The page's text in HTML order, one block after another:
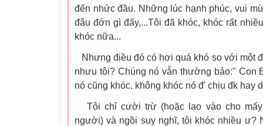
đến nhức đầu. Những lúc hạnh phúc, vui
đâu đớn gì đấy,...Tôi đã khóc, khóc rất
khóc nữa...
Nhưng điều đó có hơi quá khó so với một
nhưu tôi? Chúng nó vẫn thường bảo:" Con
nó cũng khóc, không khóc nó đ' chịu đk hay
Tôi chỉ cười trừ (hoặc lao vào cho
người) và ngồi suy nghĩ, tôi khóc nhiều ư?